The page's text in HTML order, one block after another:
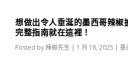
想做出令人垂涎的墨西哥辣椒
完整指南就在這裡！
Posted by辣椒先生 | 1 月 18, 2025 | 墨